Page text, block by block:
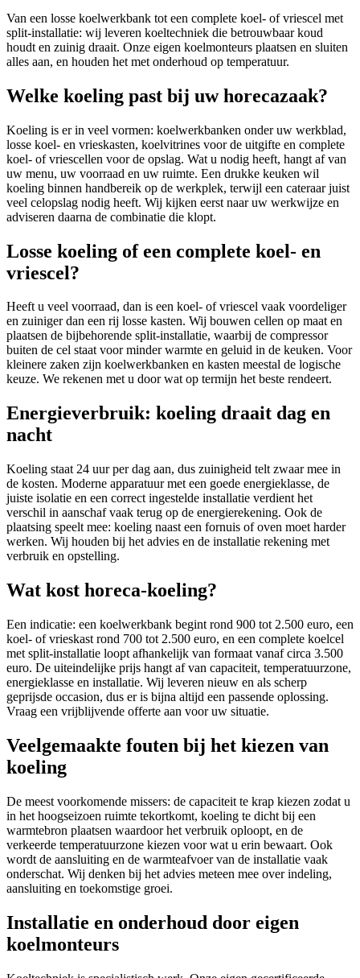
Van een losse koelwerkbank tot een complete koel- of vriescel met
split-installatie: wij leveren koeltechniek die betrouwbaar koud
houdt en zuinig draait. Onze eigen koelmonteurs plaatsen en sluiten
alles aan, en houden het met onderhoud op temperatuur.
Welke koeling past bij uw horecazaak?
Koeling is er in veel vormen: koelwerkbanken onder uw werkblad,
losse koel- en vrieskasten, koelvitrines voor de uitgifte en complete
koel- of vriescellen voor de opslag. Wat u nodig heeft, hangt af van
uw menu, uw voorraad en uw ruimte. Een drukke keuken wil
koeling binnen handbereik op de werkplek, terwijl een cateraar juist
veel celopslag nodig heeft. Wij kijken eerst naar uw werkwijze en
adviseren daarna de combinatie die klopt.
Losse koeling of een complete koel- en
vriescel?
Heeft u veel voorraad, dan is een koel- of vriescel vaak voordeliger
en zuiniger dan een rij losse kasten. Wij bouwen cellen op maat en
plaatsen de bijbehorende split-installatie, waarbij de compressor
buiten de cel staat voor minder warmte en geluid in de keuken. Voor
kleinere zaken zijn koelwerkbanken en kasten meestal de logische
keuze. We rekenen met u door wat op termijn het beste rendeert.
Energieverbruik: koeling draait dag en
nacht
Koeling staat 24 uur per dag aan, dus zuinigheid telt zwaar mee in
de kosten. Moderne apparatuur met een goede energieklasse, de
juiste isolatie en een correct ingestelde installatie verdient het
verschil in aanschaf vaak terug op de energierekening. Ook de
plaatsing speelt mee: koeling naast een fornuis of oven moet harder
werken. Wij houden bij het advies en de installatie rekening met
verbruik en opstelling.
Wat kost horeca-koeling?
Een indicatie: een koelwerkbank begint rond 900 tot 2.500 euro, een
koel- of vrieskast rond 700 tot 2.500 euro, en een complete koelcel
met split-installatie loopt afhankelijk van formaat vanaf circa 3.500
euro. De uiteindelijke prijs hangt af van capaciteit, temperatuurzone,
energieklasse en installatie. Wij leveren nieuw en als scherp
geprijsde occasion, dus er is bijna altijd een passende oplossing.
Vraag een vrijblijvende offerte aan voor uw situatie.
Veelgemaakte fouten bij het kiezen van
koeling
De meest voorkomende missers: de capaciteit te krap kiezen zodat u
in het hoogseizoen ruimte tekortkomt, koeling te dicht bij een
warmtebron plaatsen waardoor het verbruik oploopt, en de
verkeerde temperatuurzone kiezen voor wat u erin bewaart. Ook
wordt de aansluiting en de warmteafvoer van de installatie vaak
onderschat. Wij denken bij het advies meteen mee over indeling,
aansluiting en toekomstige groei.
Installatie en onderhoud door eigen
koelmonteurs